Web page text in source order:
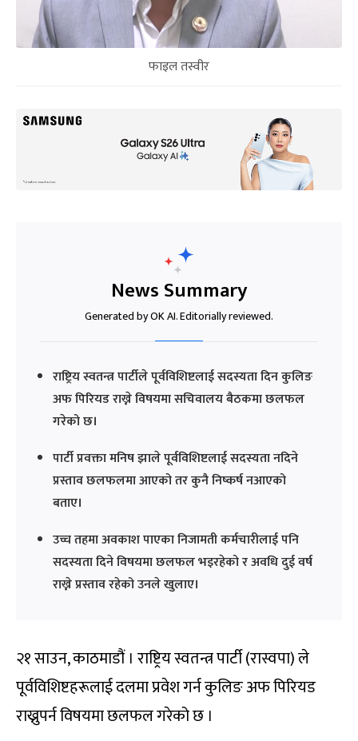
फाइल तस्वीर
News Summary
Generated by OK AI. Editorially reviewed.
राष्ट्रिय स्वतन्त्र पार्टीले पूर्वविशिष्टलाई सदस्यता दिन कुलिङ
अफ पिरियड राख्ने विषयमा सचिवालय बैठकमा छलफल
गरेको छ।
पार्टी प्रवक्ता मनिष झाले पूर्वविशिष्टलाई सदस्यता नदिने
प्रस्ताव छलफलमा आएको तर कुनै निष्कर्ष नआएको
बताए।
उच्च तहमा अवकाश पाएका निजामती कर्मचारीलाई पनि
सदस्यता दिने विषयमा छलफल भइरहेको र अवधि दुई वर्ष
राख्ने प्रस्ताव रहेको उनले खुलाए।
२१ साउन, काठमाडौं । राष्ट्रिय स्वतन्त्र पार्टी (रास्वपा) ले
पूर्वविशिष्टहरूलाई दलमा प्रवेश गर्न कुलिङ अफ पिरियड
राख्नुपर्न विषयमा छलफल गरेको छ ।